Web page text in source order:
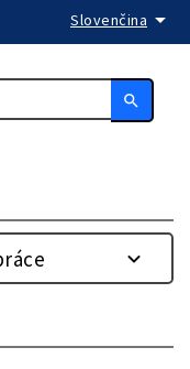
Slovenčina arrow_drop_down
search